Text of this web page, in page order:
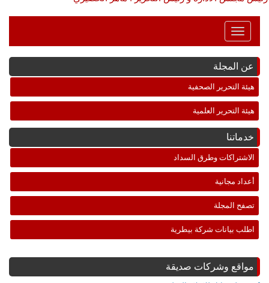
Toggle
Navigation
عن المجلة
هيئة التحرير الصحفية
هيئة التحرير العلمية
خدماتنا
الاشتراكات وطرق السداد
أعداد مجانية
تصفح المجلة
اطلب بيانات شركة بيطرية
مواقع وشركات صديقة